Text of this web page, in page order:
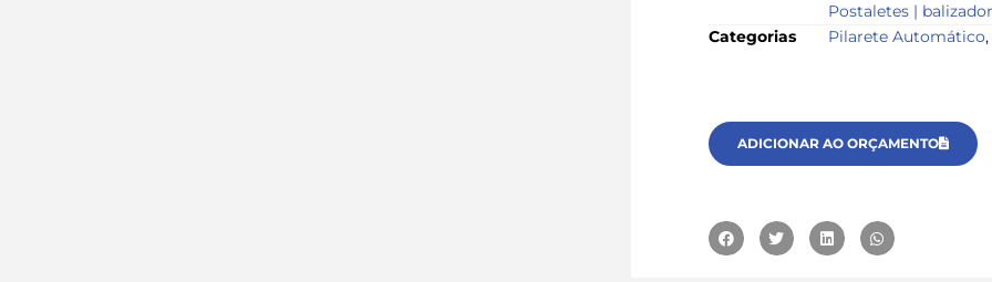
Postaletes |
Categorias
Pilarete Automático,
ADICIONAR AO ORÇAMENTO